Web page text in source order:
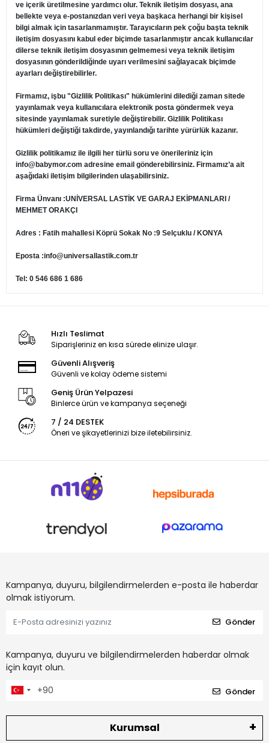
ve içerik üretilmesine yardımcı olur. Teknik iletişim dosyası, ana
bellekte veya e-postanızdan veri veya başkaca herhangi bir kişisel
bilgi almak için tasarlanmamıştır. Tarayıcıların pek çoğu başta teknik
iletişim dosyasını kabul eder biçimde tasarlanmıştır ancak kullanıcılar
dilerse teknik iletişim dosyasının gelmemesi veya teknik iletişim
dosyasının gönderildiğinde uyarı verilmesini sağlayacak biçimde
ayarları değiştirebilirler.
Firmamız, işbu "Gizlilik Politikası" hükümlerini dilediği zaman sitede
yayınlamak veya kullanıcılara elektronik posta göndermek veya
sitesinde yayınlamak suretiyle değiştirebilir. Gizlilik Politikası
hükümleri değiştiği takdirde, yayınlandığı tarihte yürürlük kazanır.
Gizlilik politikamız ile ilgili her türlü soru ve önerileriniz için
info@babymor.com adresine email gönderebilirsiniz. Firmamız’a ait
aşağıdaki iletişim bilgilerinden ulaşabilirsiniz.
Firma Ünvanı :UNİVERSAL LASTİK VE GARAJ EKİPMANLARI /
MEHMET ORAKÇI
Adres : Fatih mahallesi Köprü Sokak No :9 Selçuklu / KONYA
Eposta :info@universallastik.com.tr
Tel: 0 546 686 1 686
Hızlı Teslimat
Siparişleriniz en kısa sürede elinize ulaşır.
Güvenli Alışveriş
Güvenli ve kolay ödeme sistemi
Geniş Ürün Yelpazesi
Binlerce ürün ve kampanya seçeneği
7 / 24 DESTEK
Öneri ve şikayetlerinizi bize iletebilirsiniz.
Kampanya, duyuru, bilgilendirmelerden e-posta ile haberdar
olmak istiyorum.
Gönder
Kampanya, duyuru ve bilgilendirmelerden haberdar olmak
için kayıt olun.
Gönder
Kurumsal